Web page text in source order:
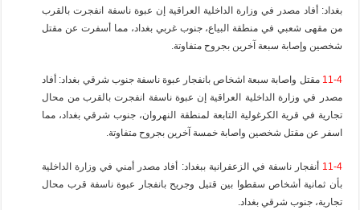
بغداد: أفاد مصدر في وزارة الداخلية العراقية إن عبوة ناسفة انفجرت بالقرب
من مقهى شعبي في منطقة البياع، جنوب غربي بغداد، مما أسفرت عن مقتل
شخصين وإصابة سبعة آخرين بجروح متفاوتة.
11-4 مقتل واصابة سبعة اشخاص بانفجار عبوة ناسفة جنوب شرقي بغداد: أفاد
مصدر في وزارة الداخلية العراقية إن عبوة ناسفة انفجرت بالقرب من محال
تجارية في قرية الكرغولية التابعة لمنطقة النهروان، جنوب شرقي بغداد، مما
اسفر عن مقتل شخصين واصابة خمسة آخرين بجروح متفاوتة.
11-4 أنفجار ناسفة في الزعفرانية ببغداد: أفاد مصدر أمني في وزارة الداخلية
بأن ثمانية أشخاص سقطوا بين قتيل وجريح بانفجار عبوة ناسفة قرب محال
تجارية، جنوب شرقي بغداد.